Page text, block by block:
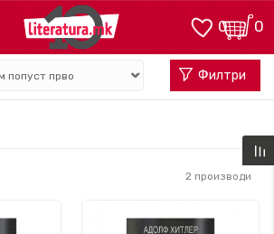
0
0
Филтри
2 производи